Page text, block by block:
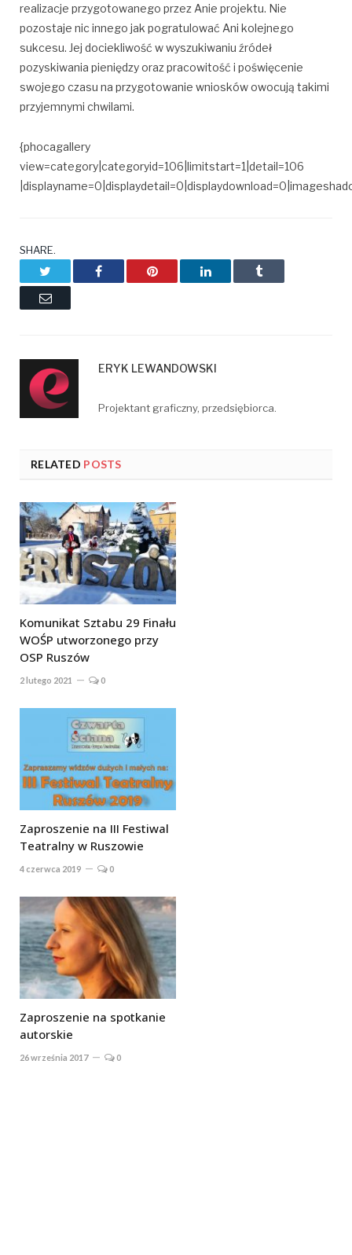
realizacje przygotowanego przez Anie projektu. Nie
pozostaje nic innego jak pogratulować Ani kolejnego
sukcesu. Jej dociekliwość w wyszukiwaniu źródeł
pozyskiwania pieniędzy oraz pracowitość i poświęcenie
swojego czasu na przygotowanie wniosków owocują takimi
przyjemnymi chwilami.
{phocagallery
view=category|categoryid=106|limitstart=1|detail=106
SHARE.
TwitterFacebookPinterestLinkedInTumblr
Email
ERYK LEWANDOWSKI
Projektant graficzny, przedsiębiorca.
RELATED POSTS
Komunikat Sztabu 29 Finału
WOŚP utworzonego przy
OSP Ruszów
2 lutego 2021 0
Zaproszenie na III Festiwal
Teatralny w Ruszowie
4 czerwca 2019 0
Zaproszenie na spotkanie
autorskie
26 września 2017 0